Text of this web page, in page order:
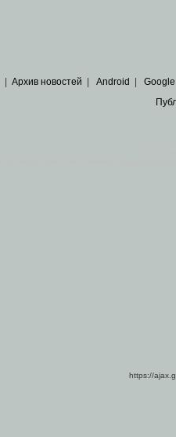
Архив новостей Android Google
https://